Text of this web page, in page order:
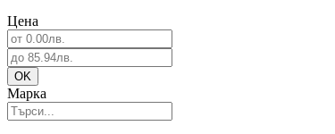
Цена
Марка